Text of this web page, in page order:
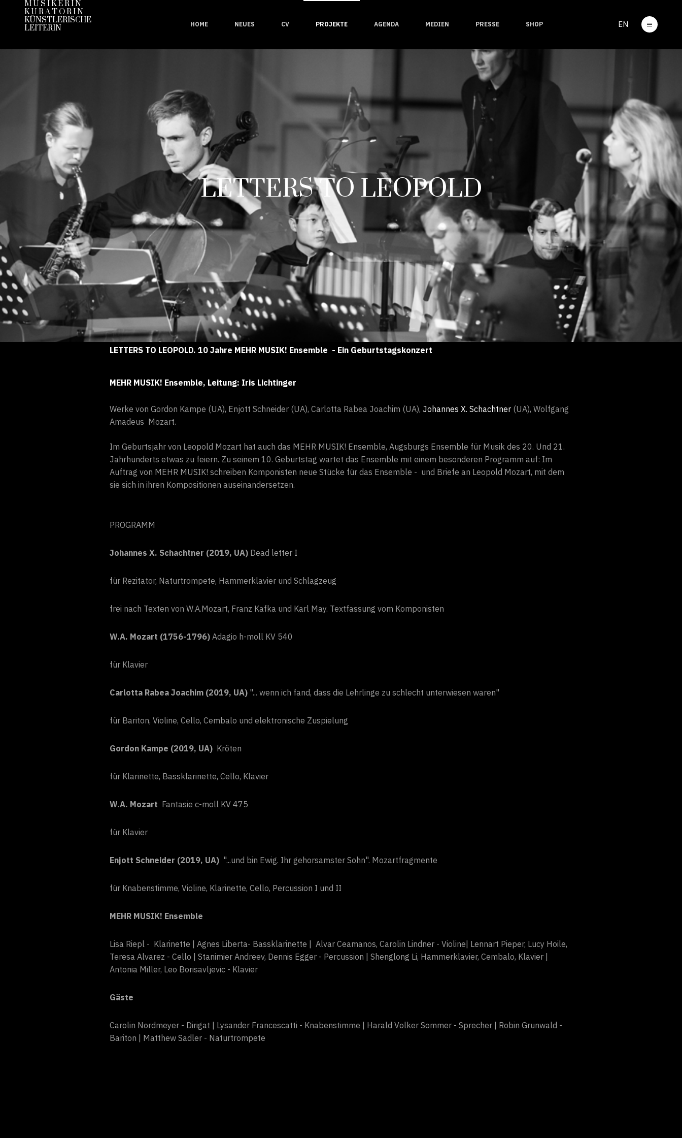
M U S I K E R I N
K U R A T O R I N
KÜNSTLERISCHE
LEITERIN
HOME NEUES CV PROJEKTE AGENDA MEDIEN PRESSE SHOP EN
LETTERS TO LEOPOLD
LETTERS TO LEOPOLD. 10 Jahre MEHR MUSIK! Ensemble - Ein Geburtstagskonzert
MEHR MUSIK! Ensemble, Leitung: Iris Lichtinger
Werke von Gordon Kampe (UA), Enjott Schneider (UA), Carlotta Rabea Joachim (UA), Johannes X. Schachtner (UA), Wolfgang
Amadeus Mozart.
Im Geburtsjahr von Leopold Mozart hat auch das MEHR MUSIK! Ensemble, Augsburgs Ensemble für Musik des 20. Und 21.
Jahrhunderts etwas zu feiern. Zu seinem 10. Geburtstag wartet das Ensemble mit einem besonderen Programm auf: Im
Auftrag von MEHR MUSIK! schreiben Komponisten neue Stücke für das Ensemble - und Briefe an Leopold Mozart, mit dem
sie sich in ihren Kompositionen auseinandersetzen.
PROGRAMM
Johannes X. Schachtner (2019, UA) Dead letter I
für Rezitator, Naturtrompete, Hammerklavier und Schlagzeug
frei nach Texten von W.A.Mozart, Franz Kafka und Karl May. Textfassung vom Komponisten
W.A. Mozart (1756-1796) Adagio h-moll KV 540
für Klavier
Carlotta Rabea Joachim (2019, UA) "... wenn ich fand, dass die Lehrlinge zu schlecht unterwiesen waren"
für Bariton, Violine, Cello, Cembalo und elektronische Zuspielung
Gordon Kampe (2019, UA) Kröten
für Klarinette, Bassklarinette, Cello, Klavier
W.A. Mozart Fantasie c-moll KV 475
für Klavier
Enjott Schneider (2019, UA) "...und bin Ewig. Ihr gehorsamster Sohn". Mozartfragmente
für Knabenstimme, Violine, Klarinette, Cello, Percussion I und II
MEHR MUSIK! Ensemble
Lisa Riepl - Klarinette | Agnes Liberta- Bassklarinette | Alvar Ceamanos, Carolin Lindner - Violine| Lennart Pieper, Lucy Hoile,
Teresa Alvarez - Cello | Stanimier Andreev, Dennis Egger - Percussion | Shenglong Li, Hammerklavier, Cembalo, Klavier |
Antonia Miller, Leo Borisavljevic - Klavier
Gäste
Carolin Nordmeyer - Dirigat | Lysander Francescatti - Knabenstimme | Harald Volker Sommer - Sprecher | Robin Grunwald -
Bariton | Matthew Sadler - Naturtrompete